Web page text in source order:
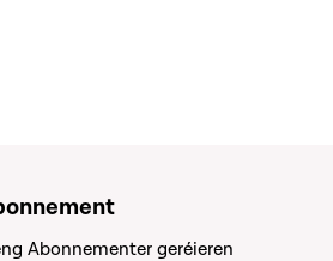
Abonnementer geréieren